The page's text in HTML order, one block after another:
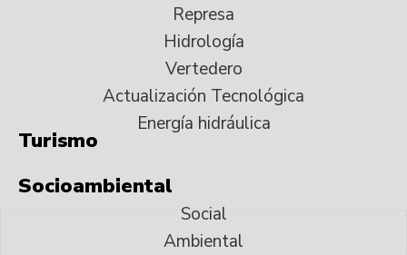
Represa
Hidrología
Vertedero
Actualización Tecnológica
Energía hidráulica
Turismo
Socioambiental
Social
Ambiental